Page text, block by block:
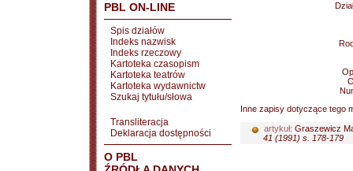
PBL ON-LINE
Spis działów
Indeks nazwisk
Indeks rzeczowy
Kartoteka czasopism
Kartoteka teatrów
Kartoteka wydawnictw
Szukaj tytułu/słowa
Transliteracja
Deklaracja dostępności
O PBL
Inne zapisy dotyczące tego
artykuł: Graszewicz
41 (1991) s. 178-179